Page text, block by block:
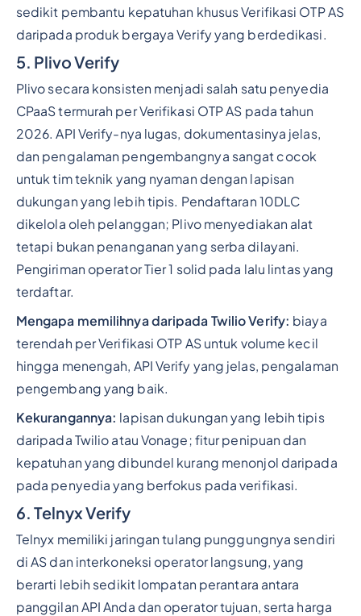
sedikit pembantu kepatuhan khusus Verifikasi OTP AS
daripada produk bergaya Verify yang berdedikasi.
5. Plivo Verify
Plivo secara konsisten menjadi salah satu penyedia
CPaaS termurah per Verifikasi OTP AS pada tahun
2026. API Verify-nya lugas, dokumentasinya jelas,
dan pengalaman pengembangnya sangat cocok
untuk tim teknik yang nyaman dengan lapisan
dukungan yang lebih tipis. Pendaftaran 10DLC
dikelola oleh pelanggan; Plivo menyediakan alat
tetapi bukan penanganan yang serba dilayani.
Pengiriman operator Tier 1 solid pada lalu lintas yang
terdaftar.
Mengapa memilihnya daripada Twilio Verify: biaya
terendah per Verifikasi OTP AS untuk volume kecil
hingga menengah, API Verify yang jelas, pengalaman
pengembang yang baik.
Kekurangannya: lapisan dukungan yang lebih tipis
daripada Twilio atau Vonage; fitur penipuan dan
kepatuhan yang dibundel kurang menonjol daripada
pada penyedia yang berfokus pada verifikasi.
6. Telnyx Verify
Telnyx memiliki jaringan tulang punggungnya sendiri
di AS dan interkoneksi operator langsung, yang
berarti lebih sedikit lompatan perantara antara
panggilan API Anda dan operator tujuan, serta harga